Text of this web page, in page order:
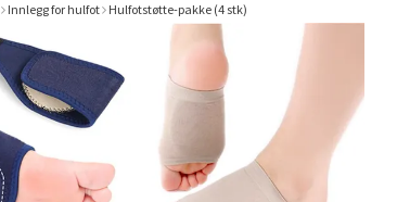
Innlegg for hulfot Hulfotstøtte-pakke (4 stk)